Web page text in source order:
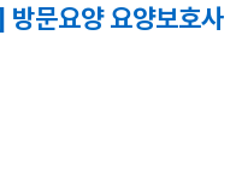
문요양 요양보호사